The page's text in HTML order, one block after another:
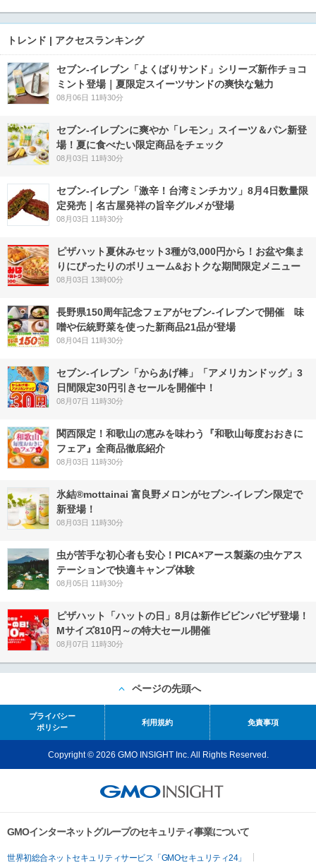
トレンド | アクセスランキング
セブン‐イレブン「よくばりサンド」シリーズ新作チョコ
ミント登場｜夏限定スイーツサンドの爽快な魅力
08月06日 11時30分
セブン‐イレブンに爽やか「レモン」スイーツ＆パン新登
場！夏に食べたい限定商品をチェック
08月03日 11時30分
セブン-イレブン「激辛！台湾ミンチカツ」8月4日数量限
定発売｜名古屋発祥の旨辛グルメが登場
08月03日 11時30分
ピザハット夏休みセット3種が3,000円から！お盆や集ま
りにぴったりのボリューム&おトクな期間限定メニュー
08月03日 13時00分
長野県150周年記念フェアがセブン-イレブンで開催 味
噌や伝統野菜を使った新商品21品が登場
08月04日 11時30分
セブン‐イレブン「からあげ棒」「アメリカンドッグ」3
日間限定30円引きセールを開催中！
08月07日 11時30分
関西限定！和歌山の恵みを味わう『和歌山毎度おおきに
フェア』全商品徹底紹介
08月03日 11時30分
氷結®mottainai 富良野メロンがセブン‐イレブン限定で
新登場！
08月03日 11時30分
虫が苦手な初心者も安心！PICA×アース製薬の虫ケアス
テーションで快適キャンプ体験
08月05日 11時30分
ピザハット「ハットの日」8月は新作ビビンバピザ登場！
Mサイズ810円～の特大セール開催
08月07日 11時30分
ページの先頭へ
プライバシー
ポリシー
利用規約 免責事項
Copyright © 2026 GMO INSIGHT Inc. All Rights Reserved.
GMOインターネットグループのセキュリティ事業について
世界初総合ネットセキュリティサービス「GMOセキュリティ24」